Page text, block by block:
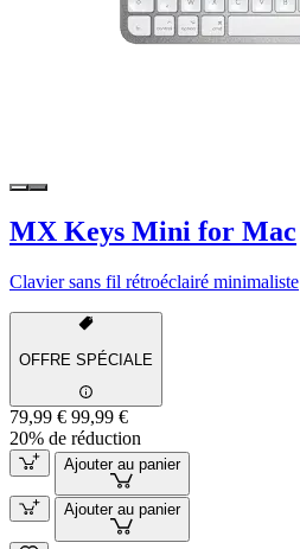
MX Keys Mini for Mac
Clavier sans fil rétroéclairé minimaliste
OFFRE SPÉCIALE
79,99 € 99,99 €
20% de réduction
Ajouter au panier
Ajouter au panier